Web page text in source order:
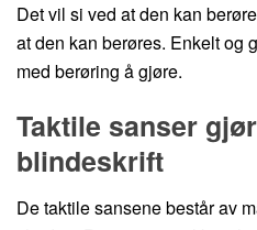
Det vil si ved at den kan
at den kan berøres. Enkelt og
med berøring å gjøre.
Taktile sanser
blindeskrift
De taktile sansene består av